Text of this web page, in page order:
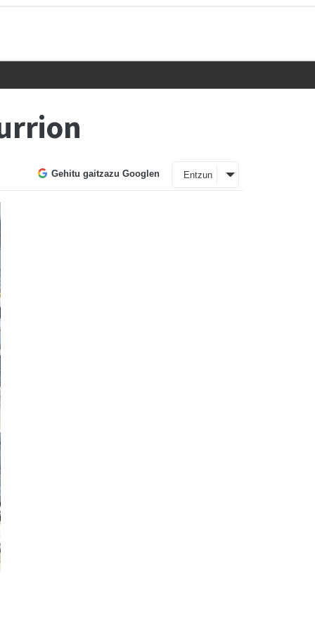
Gehitu gaitzazu Googlen Entzun